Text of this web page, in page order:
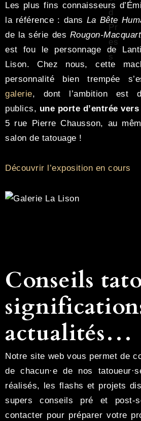
Les plus fins connaisseurs
la référence : dans La Bête
de la série des Rougon-Macquart
est fou le personnage de
Lison. Chez nous, cette
personnalité bien trempée
galerie, dont l’ambition est
publics, une porte d’entrée vers
5 rue Pierre Chausson, au
salon de tatouage !
Découvrir l’exposition en cours
Conseils
actualités…
Notre site web vous permet de
de chacun·e de nos
réalisés, les flashs et projets
supers conseils pré et post-
contacter pour préparer votre